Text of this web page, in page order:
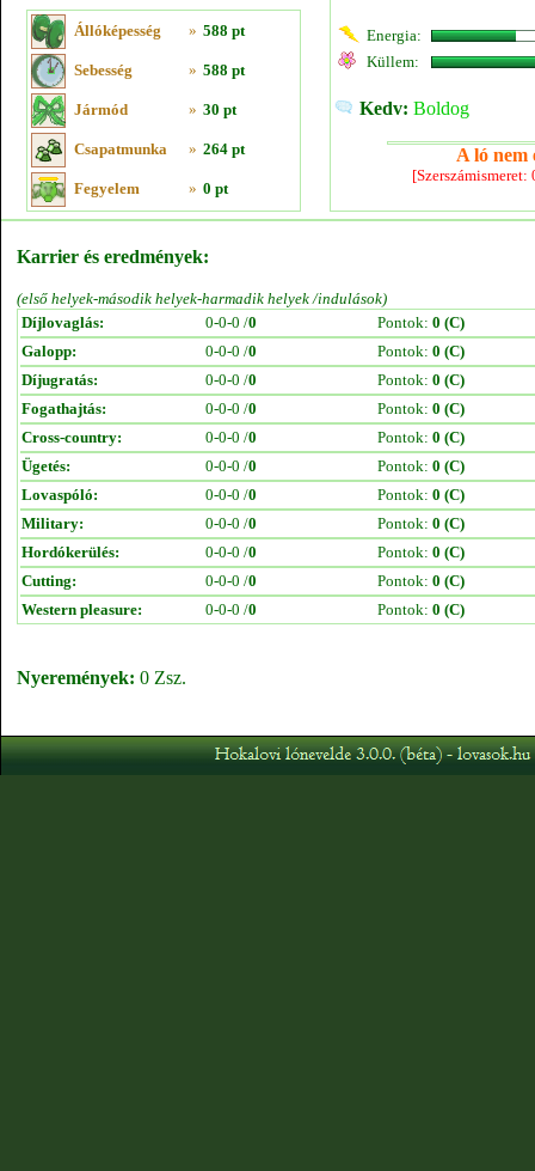
Állóképesség » 588 pt
Sebesség » 588 pt
Jármód » 30 pt
Csapatmunka » 264 pt
Fegyelem » 0 pt
Energia:
Küllem:
Kedv: Boldog
A ló nem
Karrier és eredmények:
(első helyek-második helyek-harmadik helyek /indulások)
Díjlovaglás:
0-0-0 /0 Pontok: 0 (C)
Galopp:
0-0-0 /0 Pontok: 0 (C)
Díjugratás:
0-0-0 /0 Pontok: 0 (C)
Fogathajtás:
0-0-0 /0 Pontok: 0 (C)
Cross-country:
0-0-0 /0 Pontok: 0 (C)
Ügetés:
0-0-0 /0 Pontok: 0 (C)
Lovaspóló:
0-0-0 /0 Pontok: 0 (C)
Military:
0-0-0 /0 Pontok: 0 (C)
Hordókerülés:
0-0-0 /0 Pontok: 0 (C)
Cutting:
0-0-0 /0 Pontok: 0 (C)
Western pleasure:
0-0-0 /0 Pontok: 0 (C)
Nyeremények: 0 Zsz.